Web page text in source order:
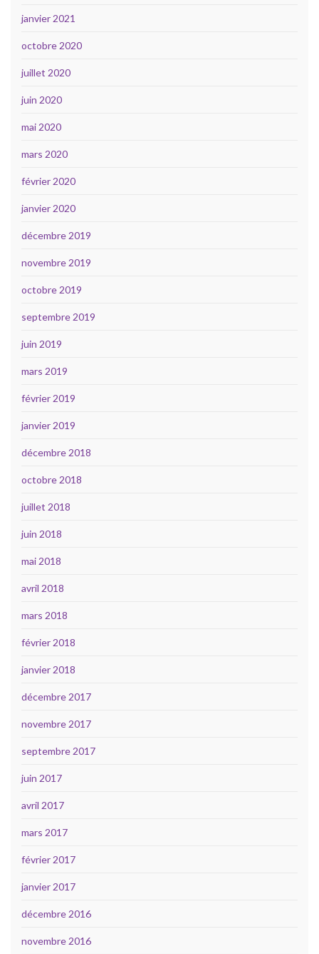
janvier 2021
octobre 2020
juillet 2020
juin 2020
mai 2020
mars 2020
février 2020
janvier 2020
décembre 2019
novembre 2019
octobre 2019
septembre 2019
juin 2019
mars 2019
février 2019
janvier 2019
décembre 2018
octobre 2018
juillet 2018
juin 2018
mai 2018
avril 2018
mars 2018
février 2018
janvier 2018
décembre 2017
novembre 2017
septembre 2017
juin 2017
avril 2017
mars 2017
février 2017
janvier 2017
décembre 2016
novembre 2016